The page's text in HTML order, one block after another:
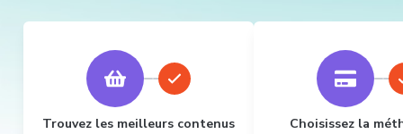
Trouvez les meilleurs contenus
Choisissez la